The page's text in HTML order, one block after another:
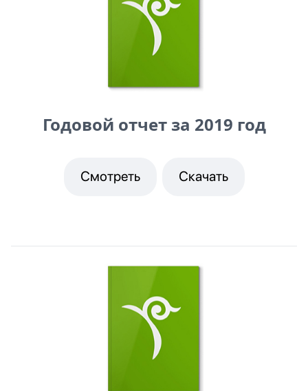
Годовой отчет за 2019 год
Смотреть Скачать